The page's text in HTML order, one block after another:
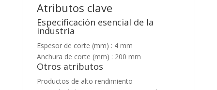
Atributos clave
Especificación esencial de la
industria
Espesor de corte (mm) : 4 mm
Anchura de corte (mm) : 200 mm
Otros atributos
Productos de alto rendimiento